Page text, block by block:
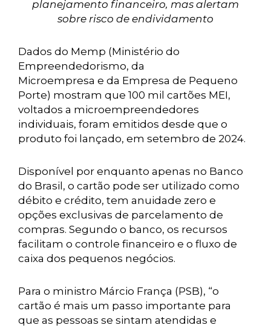
planejamento financeiro, mas alertam
sobre risco de endividamento
Dados do Memp (Ministério do
Empreendedorismo, da
Microempresa e da Empresa de Pequeno
Porte) mostram que 100 mil cartões MEI,
voltados a microempreendedores
individuais, foram emitidos desde que o
produto foi lançado, em setembro de 2024.
Disponível por enquanto apenas no Banco
do Brasil, o cartão pode ser utilizado como
débito e crédito, tem anuidade zero e
opções exclusivas de parcelamento de
compras. Segundo o banco, os recursos
facilitam o controle financeiro e o fluxo de
caixa dos pequenos negócios.
Para o ministro Márcio França (PSB), “o
cartão é mais um passo importante para
que as pessoas se sintam atendidas e